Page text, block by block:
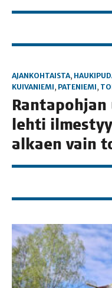
AJANKOHTAISTA,
KUIVANIEMI, PATENIEMI,
leh­ti
alkaen vain